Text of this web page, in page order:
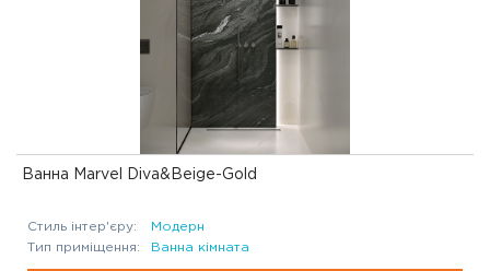
Ванна Marvel Diva&Beige-Gold
Стиль інтер'єру:
Модерн
Тип приміщення:
Ванна кімната